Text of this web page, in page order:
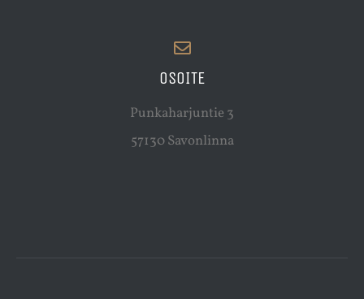
OSOITE
Punkaharjuntie 3
57130 Savonlinna